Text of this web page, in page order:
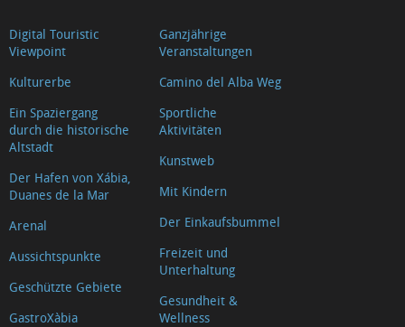
Digital Touristic
Viewpoint
Kulturerbe
Ein Spaziergang
durch die historische
Altstadt
Der Hafen von Xábia,
Duanes de la Mar
Arenal
Aussichtspunkte
Geschützte Gebiete
GastroXàbia
Ganzjährige
Veranstaltungen
Camino del Alba Weg
Sportliche
Aktivitäten
Kunstweb
Mit Kindern
Der Einkaufsbummel
Freizeit und
Unterhaltung
Gesundheit &
Wellness